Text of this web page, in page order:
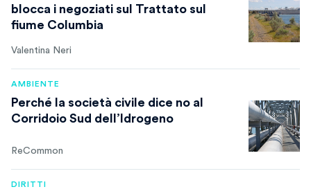
blocca i negoziati sul Trattato sul
fiume Columbia
Valentina Neri
AMBIENTE
Perché la società civile dice no al
Corridoio Sud dell’Idrogeno
ReCommon
DIRITTI